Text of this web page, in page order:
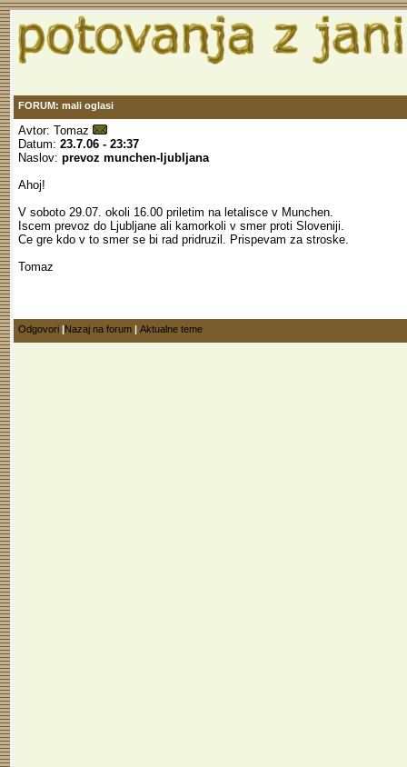
FORUM: mali oglasi
Avtor: Tomaz
Datum: 23.7.06 - 23:37
Naslov: prevoz munchen-ljubljana
Ahoj!
V soboto 29.07. okoli 16.00 priletim na letalisce v Munchen.
Iscem prevoz do Ljubljane ali kamorkoli v smer proti Sloveniji.
Ce gre kdo v to smer se bi rad pridruzil. Prispevam za stroske.
Tomaz
Odgovori |Nazaj na forum | Aktualne teme